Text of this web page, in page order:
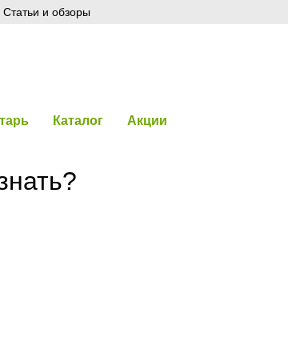
Статьи и обзоры
Каталог Акции